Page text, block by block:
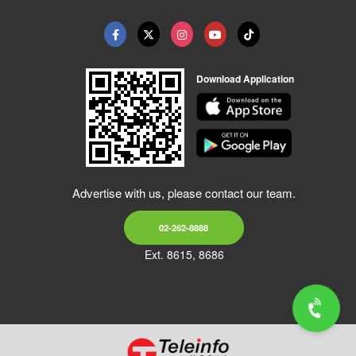
Download Application
Advertise with us, please contact our team.
02-262-8888
Ext. 8615, 8686